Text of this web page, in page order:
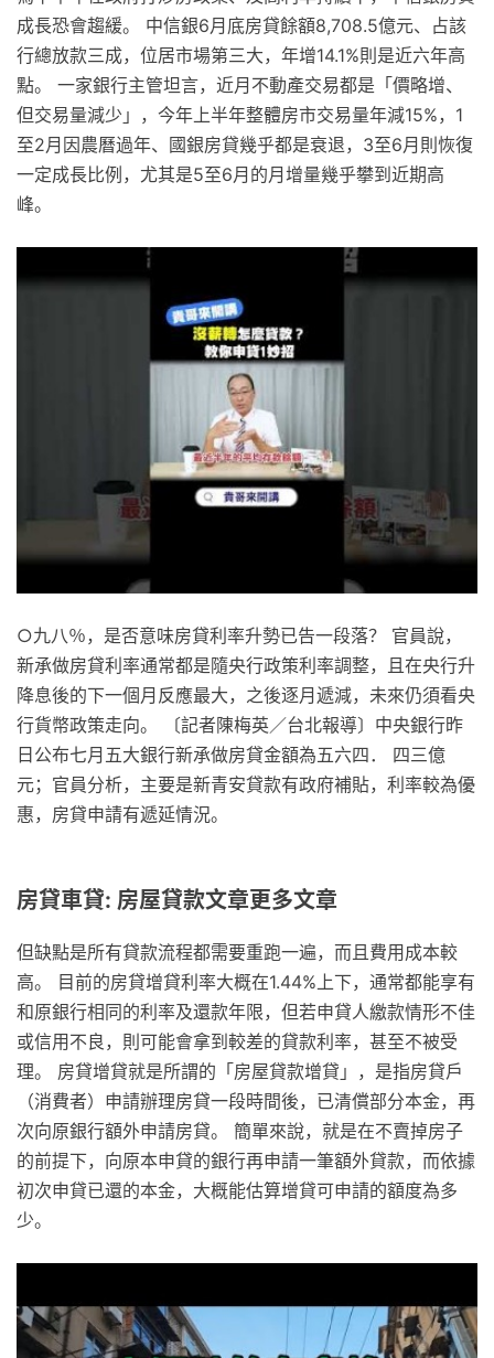
成長恐會趨緩。 中信銀6月底房貸餘額8,708.5億元、占該
行總放款三成，位居市場第三大，年增14.1%則是近六年高
點。 一家銀行主管坦言，近月不動產交易都是「價略增、
但交易量減少」，今年上半年整體房市交易量年減15%，1
至2月因農曆過年、國銀房貸幾乎都是衰退，3至6月則恢復
一定成長比例，尤其是5至6月的月增量幾乎攀到近期高
峰。
○九八％，是否意味房貸利率升勢已告一段落？ 官員說，
新承做房貸利率通常都是隨央行政策利率調整，且在央行升
降息後的下一個月反應最大，之後逐月遞減，未來仍須看央
行貨幣政策走向。 〔記者陳梅英／台北報導〕中央銀行昨
日公布七月五大銀行新承做房貸金額為五六四． 四三億
元；官員分析，主要是新青安貸款有政府補貼，利率較為優
惠，房貸申請有遞延情況。
房貸車貸: 房屋貸款文章更多文章
但缺點是所有貸款流程都需要重跑一遍，而且費用成本較
高。 目前的房貸增貸利率大概在1.44%上下，通常都能享有
和原銀行相同的利率及還款年限，但若申貸人繳款情形不佳
或信用不良，則可能會拿到較差的貸款利率，甚至不被受
理。 房貸增貸就是所謂的「房屋貸款增貸」，是指房貸戶
（消費者）申請辦理房貸一段時間後，已清償部分本金，再
次向原銀行額外申請房貸。 簡單來說，就是在不賣掉房子
的前提下，向原本申貸的銀行再申請一筆額外貸款，而依據
初次申貸已還的本金，大概能估算增貸可申請的額度為多
少。